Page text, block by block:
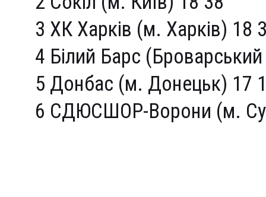
3 ХК Харків (м. Харків) 18
4 Білий Барс
5 Донбас (м. Донецьк) 17
6 СДЮСШОР-Ворони (м.